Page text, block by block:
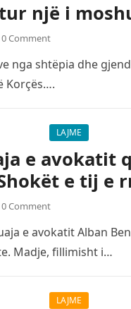
një i
0 Comment
nga shtëpia dhe
Korçës….
LAJME
e avokatit
e tij e
0 Comment
e avokatit Alban
Madje, fillimisht i…
LAJME